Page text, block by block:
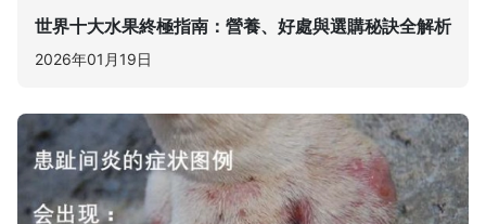
世界十大水果終極指南：營養、好處與選購秘訣全解析
2026年01月19日